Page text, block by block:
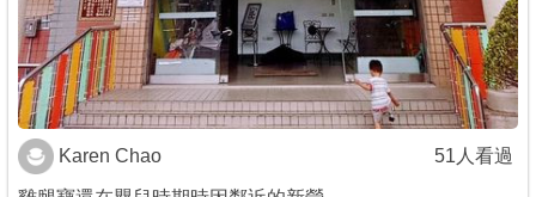
Karen Chao 51人看過